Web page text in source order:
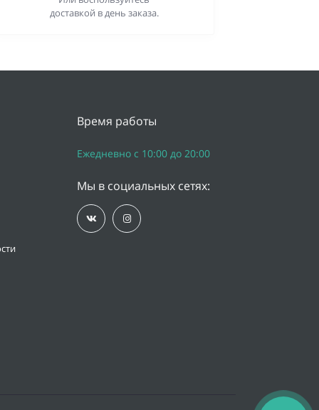
доставкой в день заказа.
Время работы
Ежедневно с 10:00 до 20:00
Мы в социальных сетях: